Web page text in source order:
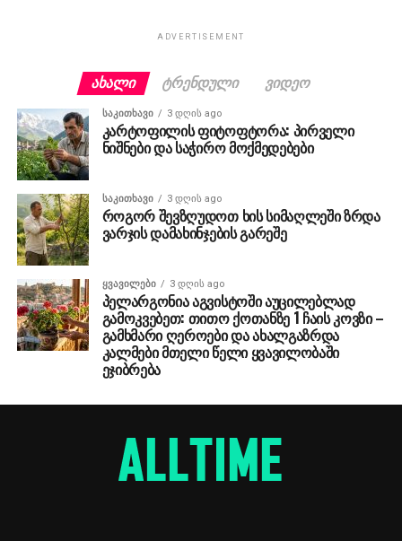
ADVERTISEMENT
ᲐᲮᲐᲚᲘ ᲢᲠᲔᲜᲓᲣᲚᲘ ᲕᲘᲓᲔᲝ
ᲡᲐᲙᲘᲗᲮᲐᲕᲘ 3 დღის ago
კარტოფილის ფიტოფტორა: პირველი
ნიშნები და საჭირო მოქმედებები
ᲡᲐᲙᲘᲗᲮᲐᲕᲘ 3 დღის ago
როგორ შევზღუდოთ ხის სიმაღლეში ზრდა
ვარჯის დამახინჯების გარეშე
ᲧᲕᲐᲕᲘᲚᲔᲑᲘ 3 დღის ago
პელარგონია აგვისტოში აუცილებლად
გამოკვებეთ: თითო ქოთანზე 1 ჩაის კოვზი –
გამხმარი ღეროები და ახალგაზრდა
კალმები მთელი წელი ყვავილობაში
ეჯიბრება